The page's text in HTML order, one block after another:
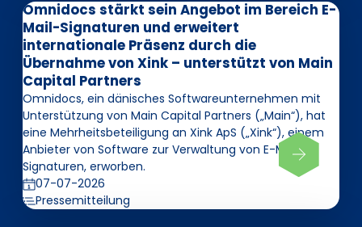
Omnidocs stärkt sein Angebot im Bereich E-
Mail-Signaturen und erweitert
internationale Präsenz durch die
Übernahme von Xink – unterstützt von Main
Capital Partners
Omnidocs, ein dänisches Softwareunternehmen mit
Unterstützung von Main Capital Partners („Main“), hat
eine Mehrheitsbeteiligung an Xink ApS („Xink“), einem
Anbieter von Software zur Verwaltung von E-Mail-
Signaturen, erworben.
07-07-2026
Pressemitteilung